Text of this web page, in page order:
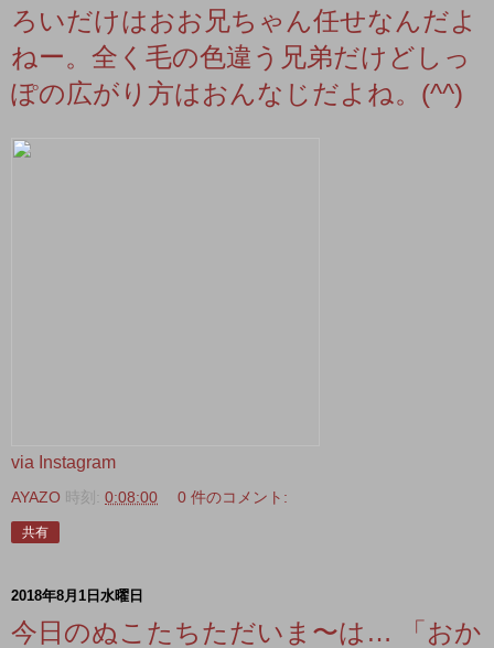
ろいだけはおお兄ちゃん任せなんだよ
ねー。全く毛の色違う兄弟だけどしっ
ぽの広がり方はおんなじだよね。(^^)
via Instagram
AYAZO 時刻: 0:08:00 0 件のコメント:
共有
2018年8月1日水曜日
今日のぬこたちただいま〜は… 「おか